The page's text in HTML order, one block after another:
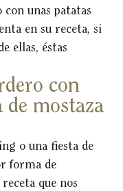
con unas patatas
en su receta, si
ellas, éstas
con
de mostaza
o una fiesta de
forma de
que nos